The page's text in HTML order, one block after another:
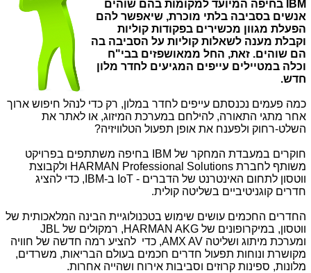
IBM בחיפה המיועד למקומות בהם שוהים
אנשים בסביבה בלתי מוכרת, שיאפשר להם
הפעלת מגוון מכשירים בפקודות קוליות
וקבלת מענה לשאלות קוליות על הסביבה בה
הם שוהים. זאת, החל ממאושפזים בבי"ח
וכלה במטיילים עייפים המגיעים לחדר מלון
חדש.
כמה פעמים נכנסתם עייפים לחדר במלון, רק כדי לנהל חיפוש ארוך
אחר מתגי התאורה, להילחם במערכת המיזוג, או לאתר את
השלט-רחוק ולפענח את אופן תפעול הטלוויזיה?
חוקרים במעבדת המחקר של IBM
בחיפה משתתפים בפרויקט
משותף לחברת HARMAN Professional Solutions ולקבוצת
ווטסון לתחום האינטרנט של הדברים - IoT ב-IBM , כדי להציג
חדרים קוגניטיביים בשליטה קולית.
החדרים החכמים עושים שימוש בטכנולוגיית הבינה המלאכותית של
ווטסון, במיקרופונים של HARMAN AKG, רמקולים של JBL
ומערכת מיתוג ושליטה AMX AV, כדי להציע רמה חדשה של חוויה
מקושרת ונוחות תפעול חדרים חכמים בעולם הבריאות, משרדים,
מלונות, ספינות קרוזים וסביבות אירוח ושהייה אחרות.